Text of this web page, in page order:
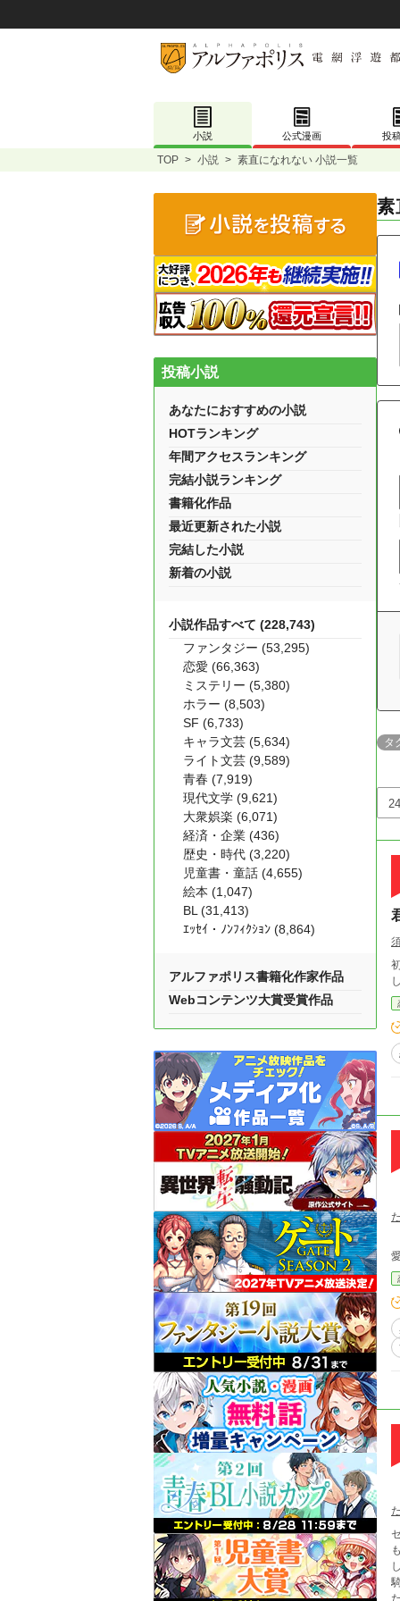
小説 公式漫画 投
TOP > 小説 > 素直になれない 小説一覧
素
タ
初
もな
たのが
投稿小説
あなたにおすすめの小説
HOTランキング
年間アクセスランキング
完結小説ランキング
書籍化作品
最近更新された小説
完結した小説
新着の小説
小説作品すべて (228,743)
ファンタジー (53,295)
恋愛 (66,363)
ミステリー (5,380)
ホラー (8,503)
SF (6,733)
キャラ文芸 (5,634)
ライト文芸 (9,589)
青春 (7,919)
現代文学 (9,621)
大衆娯楽 (6,071)
経済・企業 (436)
歴史・時代 (3,220)
児童書・童話 (4,655)
絵本 (1,047)
BL (31,413)
ｴｯｾｲ・ﾉﾝﾌｨｸｼｮﾝ (8,864)
アルファポリス書籍化作家作品
Webコンテンツ大賞受賞作品